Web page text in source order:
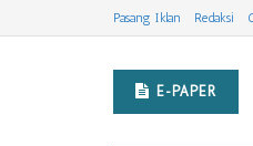
Pasang Iklan Redaksi
E-PAPER